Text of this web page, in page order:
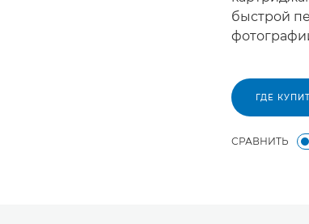
быстрой
ГДЕ
СРАВНИТЬ